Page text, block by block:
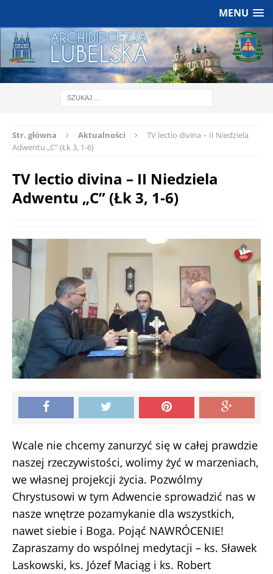
MENU
Str. główna Aktualności
TV lectio divina – II Niedziela
Adwentu „C” (Łk 3, 1-6)
TV lectio divina – II Niedziela
Adwentu „C” (Łk 3, 1-6)
Wcale nie chcemy zanurzyć się w całej prawdzie
naszej rzeczywistości, wolimy żyć w marzeniach,
we własnej projekcji życia. Pozwólmy
Chrystusowi w tym Adwencie sprowadzić nas w
nasze wnętrze pozamykanie dla wszystkich,
nawet siebie i Boga. Pojąć NAWRÓCENIE!
Zapraszamy do wspólnej medytacji – ks. Sławek
Laskowski, ks. Józef Maciąg i ks. Robert